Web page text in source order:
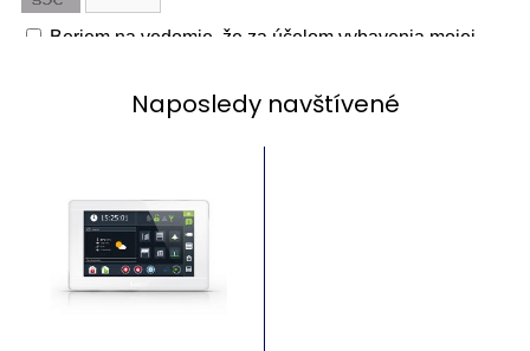
Naposledy navštívené